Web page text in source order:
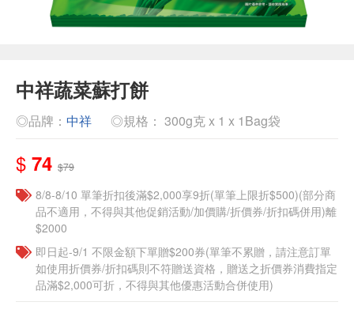
中祥蔬菜蘇打餅
◎品牌： 中祥 ◎規格： 300g克 x 1 x 1Bag袋
$ 74 $79
8/8-8/10 單筆折扣後滿$2,000享9折(單筆上限折$500)(部分商
品不適用，不得與其他促銷活動/加價購/折價券/折扣碼併用)離
$2000
即日起-9/1 不限金額下單贈$200券(單筆不累贈，請注意訂單
如使用折價券/折扣碼則不符贈送資格，贈送之折價券消費指定
品滿$2,000可折，不得與其他優惠活動合併使用)